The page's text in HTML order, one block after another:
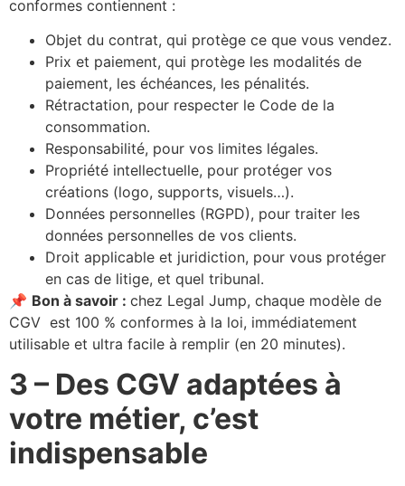
conformes contiennent :
Objet du contrat, qui protège ce que vous vendez.
Prix et paiement, qui protège les modalités de
paiement, les échéances, les pénalités.
Rétractation, pour respecter le Code de la
consommation.
Responsabilité, pour vos limites légales.
Propriété intellectuelle, pour protéger vos
créations (logo, supports, visuels…).
Données personnelles (RGPD), pour traiter les
données personnelles de vos clients.
Droit applicable et juridiction, pour vous protéger
en cas de litige, et quel tribunal.
📌 Bon à savoir : chez Legal Jump, chaque modèle de
CGV est 100 % conformes à la loi, immédiatement
utilisable et ultra facile à remplir (en 20 minutes).
3 – Des CGV adaptées à
votre métier, c’est
indispensable